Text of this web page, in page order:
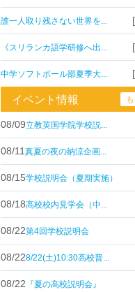
誰一人取り残さない世界を... [
《スリランカ語学研修へ出... [
中学ソフトボール部夏季大... [
イベント情報
08/09立教英国学院学校説...
08/11 真夏の夜の納涼企画...
08/15学校説明会（夏期実施）
08/18高校校内見学会（中...
08/22第4回学校説明会
08/228/22(土)10:30高校普...
08/22 『夏の高校説明会』